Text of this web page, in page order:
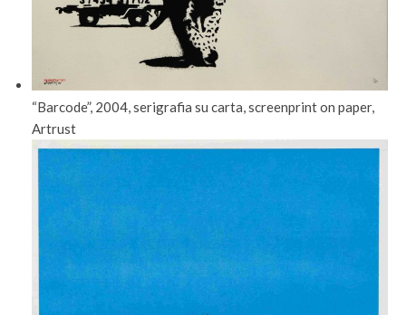
“Barcode”, 2004, serigrafia su carta, screenprint on paper,
Artrust